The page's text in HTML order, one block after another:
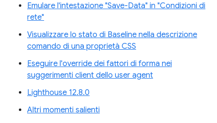
Emulare l'intestazione "Save-Data" in "Condizioni di
rete"
Visualizzare lo stato di Baseline nella descrizione
comando di una proprietà CSS
Eseguire l'override dei fattori di forma nei
suggerimenti client dello user agent
Lighthouse 12.8.0
Altri momenti salienti